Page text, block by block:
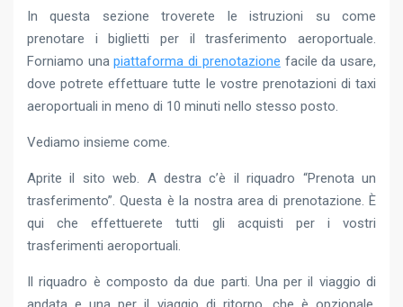
In questa sezione troverete le istruzioni su come
prenotare i biglietti per il trasferimento aeroportuale.
Forniamo unapiattaforma di prenotazione facile da usare,
dove potrete effettuare tutte le vostre prenotazioni di taxi
aeroportuali in meno di 10 minuti nello stesso posto.
Vediamo insieme come.
Aprite il sito web. A destra c’è il riquadro “Prenota un
trasferimento”. Questa è la nostra area di prenotazione. È
qui che effettuerete tutti gli acquisti per i vostri
trasferimenti aeroportuali.
Il riquadro è composto da due parti. Una per il viaggio di